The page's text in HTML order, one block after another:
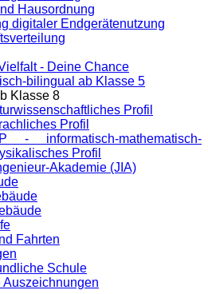
Hausordnung
digitaler Endgeräte­nutzung
- Deine Chance
bilingual ab Klasse 5
Klasse 8
Profil
Profil
- informatisch-mathematisch-
Profil
Akademie (JIA)
Fahrten
Schule
Auszeichnungen